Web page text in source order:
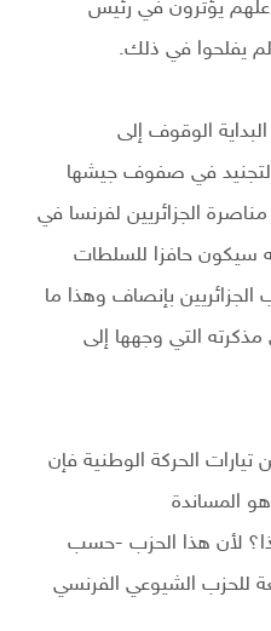
علّهم يؤثرون في رئيس
لم يفلحوا في ذلك.
الوقوف إلى
في صفوف جيشها
مناصرة الجزائريين لفرنسا في
سيكون حافزا للسلطات
بإنصاف وهذا ما
التي وجهها إلى
تيارات الحركة الوطنية فإن
المساندة
لأن هذا الحزب -حسب
للحزب الشيوعي الفرنسي